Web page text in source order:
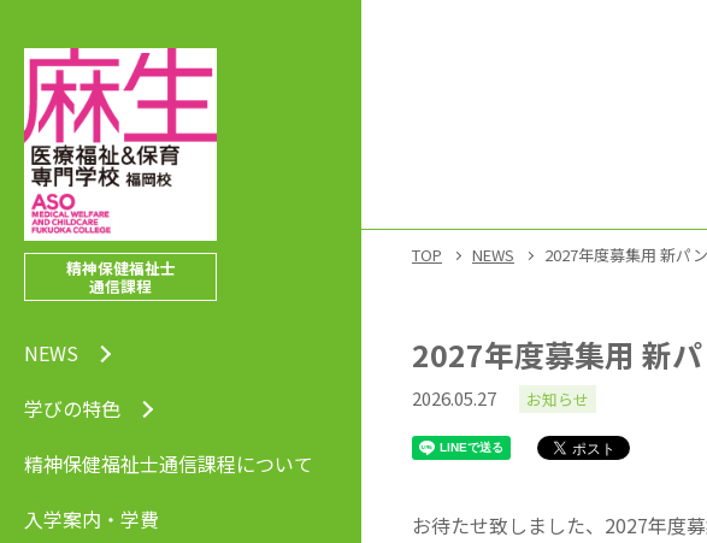
精神保健福祉士
通信課程
NEWS
学びの特色
精神保健福祉士通信課程について
入学案内・学費
TOP NEWS 2027年度募集用 新パ
2027年度募集用 新
2026.05.27 お知らせ
お待たせ致しました、2027年度